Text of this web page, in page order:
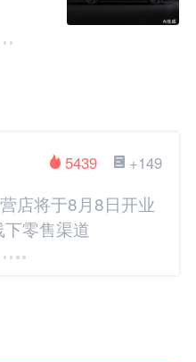
+149
5439
店将于8月8日开业
零售渠道